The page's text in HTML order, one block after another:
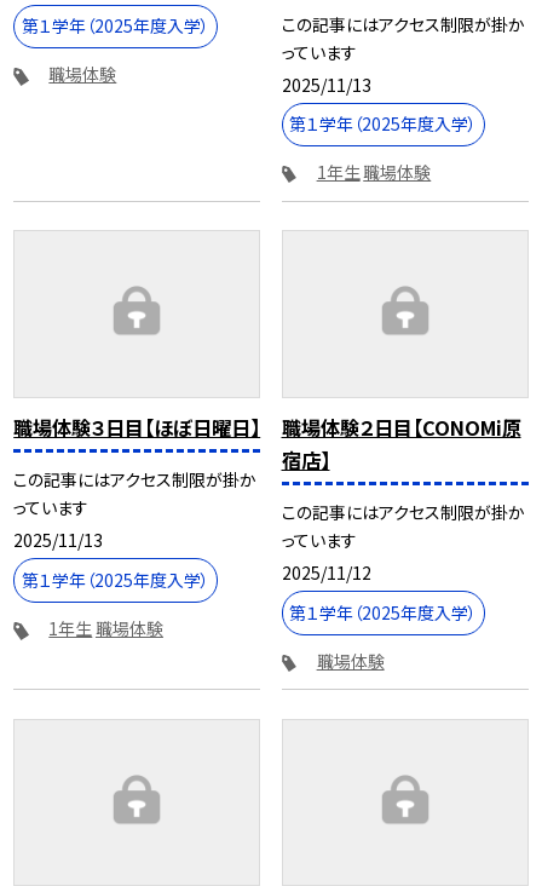
第１学年（2025年度入学）
職場体験
この記事にはアクセス制限が掛か
っています
2025/11/13
第１学年（2025年度入学）
1年生職場体験
職場体験３日目【ほぼ日曜日】
この記事にはアクセス制限が掛か
っています
2025/11/13
第１学年（2025年度入学）
1年生 職場体験
職場体験２日目【CONOMi原
宿店】
この記事にはアクセス制限が掛か
っています
2025/11/12
第１学年（2025年度入学）
職場体験